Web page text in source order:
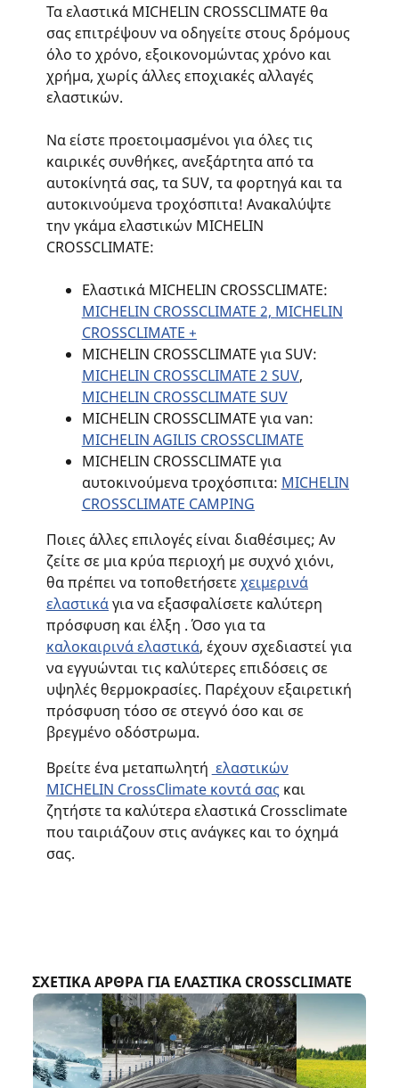
Τα ελαστικά MICHELIN CROSSCLIMATE θα
σας επιτρέψουν να οδηγείτε στους δρόμους
όλο το χρόνο, εξοικονομώντας χρόνο και
χρήμα, χωρίς άλλες εποχιακές αλλαγές
ελαστικών.
Να είστε προετοιμασμένοι για όλες τις
καιρικές συνθήκες, ανεξάρτητα από τα
αυτοκίνητά σας, τα SUV, τα φορτηγά και τα
αυτοκινούμενα τροχόσπιτα! Ανακαλύψτε
την γκάμα ελαστικών MICHELIN
CROSSCLIMATE:
Ελαστικά MICHELIN CROSSCLIMATE:
MICHELIN CROSSCLIMATE 2, MICHELIN
CROSSCLIMATE +
MICHELIN CROSSCLIMATE για SUV:
MICHELIN CROSSCLIMATE 2 SUV,
MICHELIN CROSSCLIMATE SUV
MICHELIN CROSSCLIMATE για van:
MICHELIN AGILIS CROSSCLIMATE
MICHELIN CROSSCLIMATE για
αυτοκινούμενα τροχόσπιτα: MICHELIN
CROSSCLIMATE CAMPING
Ποιες άλλες επιλογές είναι διαθέσιμες; Αν
ζείτε σε μια κρύα περιοχή με συχνό χιόνι,
θα πρέπει να τοποθετήσετεχειμερινά
ελαστικάγια να εξασφαλίσετε καλύτερη
πρόσφυση και έλξη . Όσο για τα
καλοκαιρινά ελαστικά, έχουν σχεδιαστεί για
να εγγυώνται τις καλύτερες επιδόσεις σε
υψηλές θερμοκρασίες. Παρέχουν εξαιρετική
πρόσφυση τόσο σε στεγνό όσο και σε
βρεγμένο οδόστρωμα.
Βρείτε ένα μεταπωλητή ελαστικών
MICHELIN CrossClimate κοντά σαςκαι
ζητήστε τα καλύτερα ελαστικά Crossclimate
που ταιριάζουν στις ανάγκες και το όχημά
σας.
ΣΧΕΤΙΚΑ ΑΡΘΡΑ ΓΙΑ ΕΛΑΣΤΙΚΑ CROSSCLIMATE